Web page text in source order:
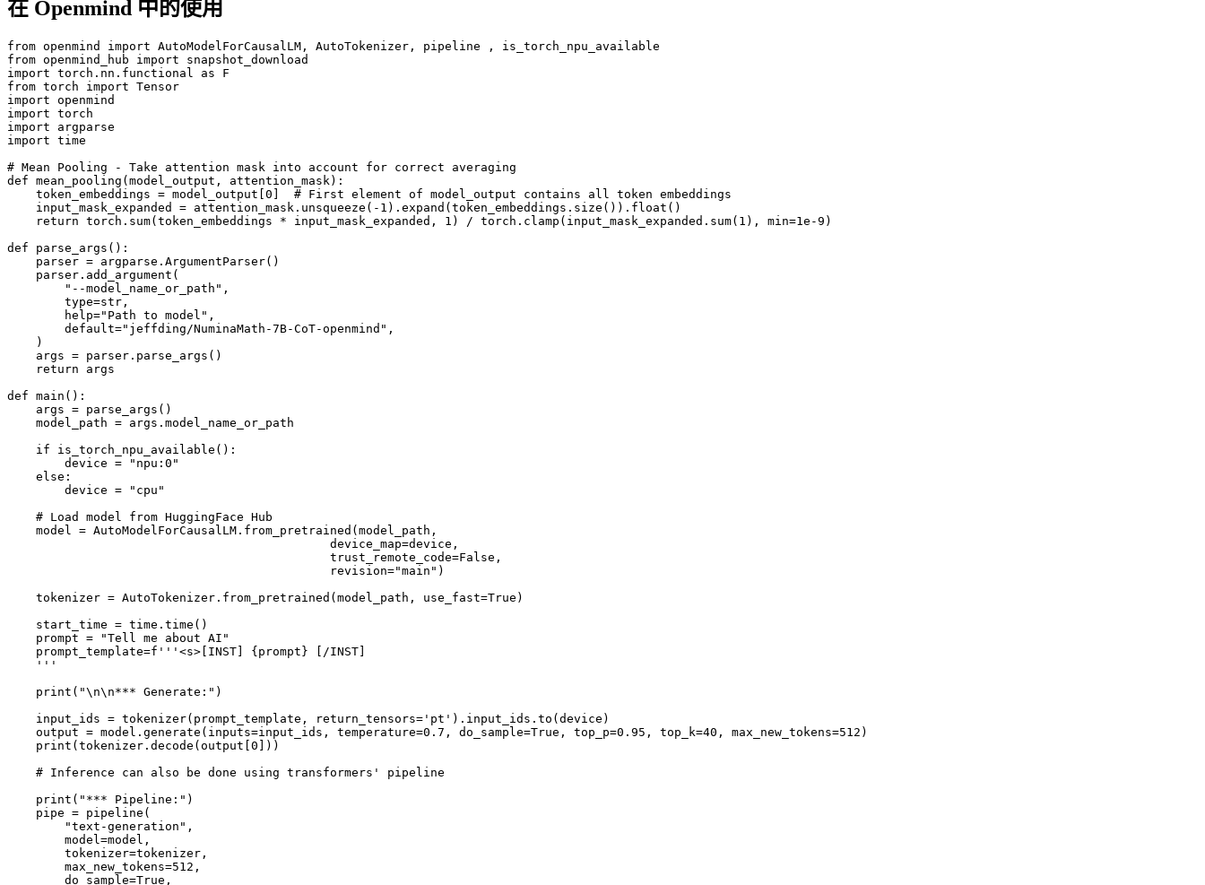
在 Openmind 中的使用
from openmind import AutoModelForCausalLM, AutoTokenizer, pipeline , is_torch_npu_available
from openmind_hub import snapshot_download
import torch.nn.functional as F
from torch import Tensor
import openmind
import torch
import argparse
import time
# Mean Pooling - Take attention mask into account for correct averaging
def mean_pooling(model_output, attention_mask):
    token_embeddings = model_output[0]  # First element of model_output contains all token embeddings
    input_mask_expanded = attention_mask.unsqueeze(-1).expand(token_embeddings.size()).float()
    return torch.sum(token_embeddings * input_mask_expanded, 1) / torch.clamp(input_mask_expanded.sum(1), min=1e-9)
def parse_args():
    parser = argparse.ArgumentParser()
    parser.add_argument(
        "--model_name_or_path",
        type=str,
        help="Path to model",
        default="jeffding/NuminaMath-7B-CoT-openmind",
    )
    args = parser.parse_args()
    return args
def main():
    args = parse_args()
    model_path = args.model_name_or_path
    if is_torch_npu_available():
        device = "npu:0"
    else:
        device = "cpu"
    # Load model from HuggingFace Hub
    model = AutoModelForCausalLM.from_pretrained(model_path,
                                             device_map=device,
                                             trust_remote_code=False,
                                             revision="main")
    tokenizer = AutoTokenizer.from_pretrained(model_path, use_fast=True)
    start_time = time.time()
    prompt = "Tell me about AI"
    prompt_template=f'''<s>[INST] {prompt} [/INST]
    '''
    print("\n\n*** Generate:")
    input_ids = tokenizer(prompt_template, return_tensors='pt').input_ids.to(device)
    output = model.generate(inputs=input_ids, temperature=0.7, do_sample=True, top_p=0.95, top_k=40, max_new_tokens=512)
    print(tokenizer.decode(output[0]))
    # Inference can also be done using transformers' pipeline
    print("*** Pipeline:")
    pipe = pipeline(
        "text-generation",
        model=model,
        tokenizer=tokenizer,
        max_new_tokens=512,
        do_sample=True,